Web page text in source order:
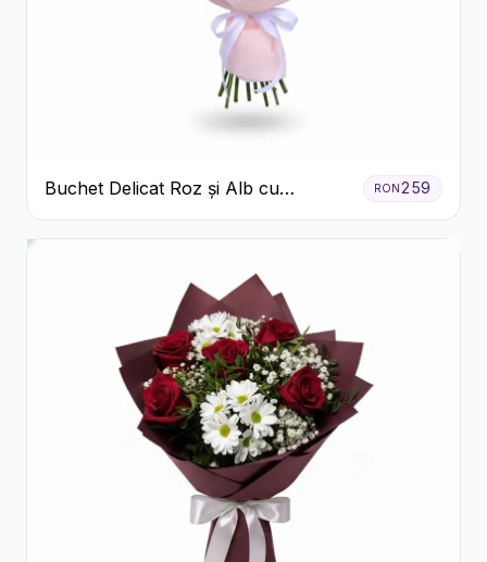
Buchet Delicat Roz și Alb cu
Trandafiri și Lisianthus
RON259